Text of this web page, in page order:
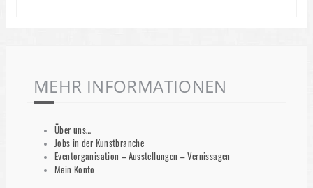
MEHR INFORMATIONEN
Über uns…
Jobs in der Kunstbranche
Eventorganisation – Ausstellungen – Vernissagen
Mein Konto